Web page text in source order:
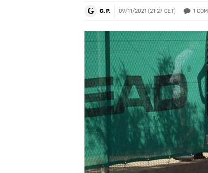
G G. P. 09/11/2021 (21:27 CET) 1